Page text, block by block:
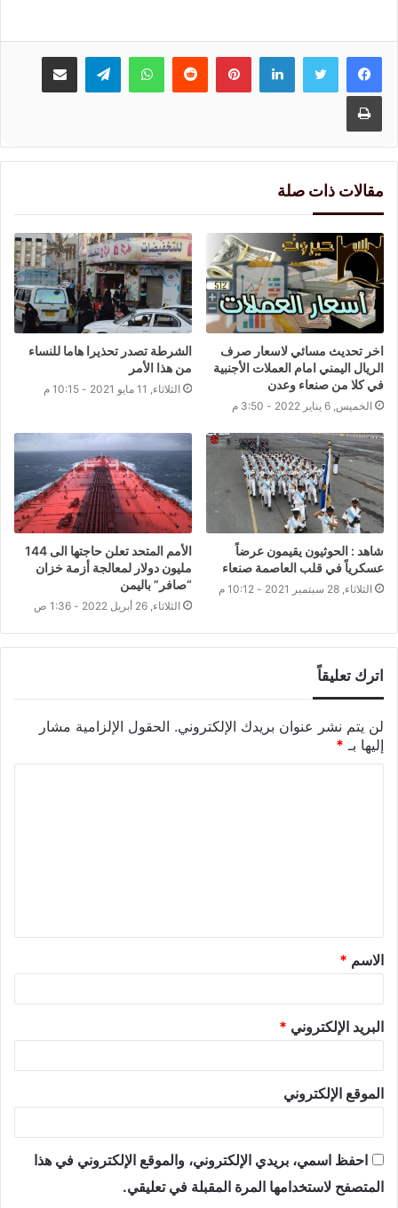
لينكدإنبينتيريست واتسابتيلقرام مشاركة عبر البريد
طباعة
مقالات ذات صلة
اخر تحديث مسائي لاسعار صرف
الريال اليمني امام العملات الأجنبية
في كلا من صنعاء وعدن
الخميس, 6 يناير 2022 - 3:50 م
الشرطة تصدر تحذيرا هاما للنساء
من هذا الأمر
الثلاثاء, 11 مايو 2021 - 10:15 م
شاهد : الحوثيون يقيمون عرضاً
عسكرياً في قلب العاصمة صنعاء
الثلاثاء, 28 سبتمبر 2021 - 10:12 م
الأمم المتحد تعلن حاجتها الى 144
مليون دولار لمعالجة أزمة خزان
“صافر” باليمن
الثلاثاء, 26 أبريل 2022 - 1:36 ص
اترك تعليقاً
لن يتم نشر عنوان بريدك الإلكتروني. الحقول الإلزامية مشار
إليها بـ *
الاسم *
البريد الإلكتروني *
الموقع الإلكتروني
احفظ اسمي، بريدي الإلكتروني، والموقع الإلكتروني في هذا
المتصفح لاستخدامها المرة المقبلة في تعليقي.